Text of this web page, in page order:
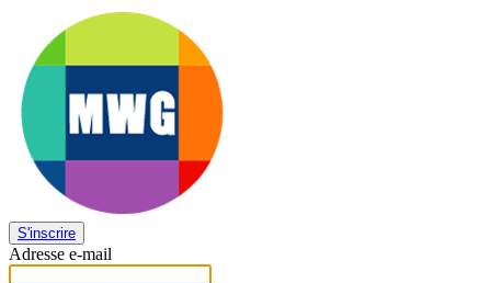
S'inscrire
Adresse e-mail